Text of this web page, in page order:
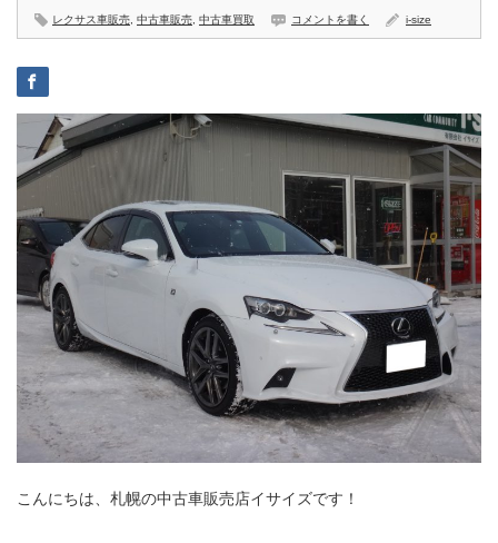
レクサス車販売 中古車販売 中古車買取 コメントを書く i-size
こんにちは、札幌の中古車販売店イサイズです！